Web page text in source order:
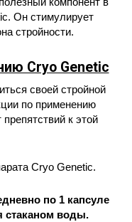
Он стимулирует
стройности.
Cryo Genetic
своей стройной
по применению
к этой
по 1 капсуле
стаканом воды.